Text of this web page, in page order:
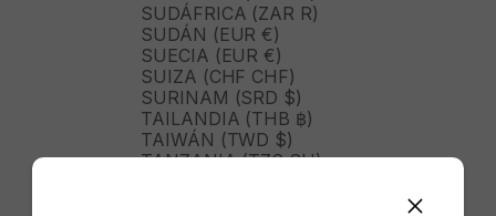
SUDÁFRICA (ZAR R)
SUDÁN (EUR €)
SUECIA (EUR €)
SUIZA (CHF CHF)
SURINAM (SRD $)
TAILANDIA (THB ฿)
TAIWÁN (TWD $)
TANZANIA (TZS SH)